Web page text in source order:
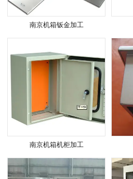
南京机箱钣金加工
南京机箱机柜加工